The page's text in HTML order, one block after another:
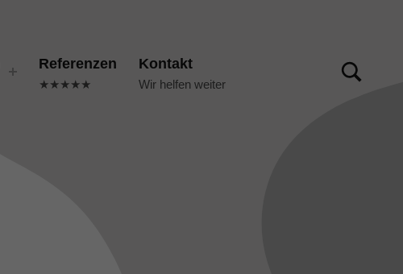
Referenzen
★★★★★
Kontakt
Wir helfen weiter